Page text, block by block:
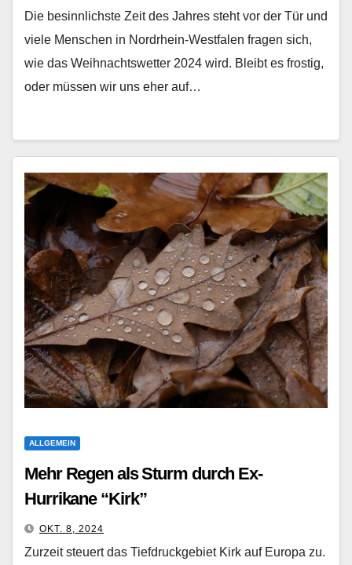
Die besinnlichste Zeit des Jahres steht vor der Tür und
viele Menschen in Nordrhein-Westfalen fragen sich,
wie das Weihnachtswetter 2024 wird. Bleibt es frostig,
oder müssen wir uns eher auf…
ALLGEMEIN
Mehr Regen als Sturm durch Ex-
Hurrikane “Kirk”
OKT. 8, 2024
Zurzeit steuert das Tiefdruckgebiet Kirk auf Europa zu.